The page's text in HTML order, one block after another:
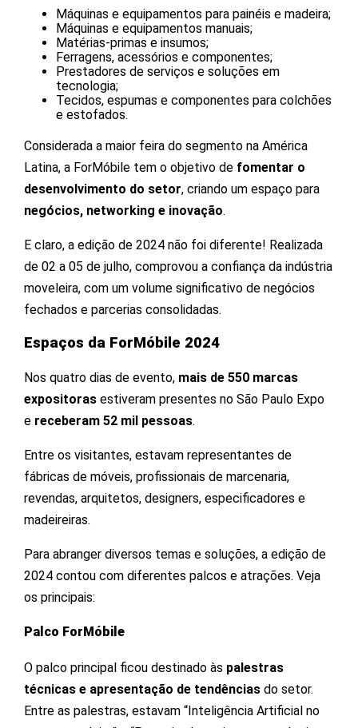
Máquinas e equipamentos para painéis e madeira;
Máquinas e equipamentos manuais;
Matérias-primas e insumos;
Ferragens, acessórios e componentes;
Prestadores de serviços e soluções em
tecnologia;
Tecidos, espumas e componentes para colchões
e estofados.
Considerada a maior feira do segmento na América
Latina, a ForMóbile tem o objetivo de fomentar o
desenvolvimento do setor, criando um espaço para
negócios, networking e inovação.
E claro, a edição de 2024 não foi diferente! Realizada
de 02 a 05 de julho, comprovou a confiança da indústria
moveleira, com um volume significativo de negócios
fechados e parcerias consolidadas.
Espaços da ForMóbile 2024
Nos quatro dias de evento, mais de 550 marcas
expositoras estiveram presentes no São Paulo Expo
e receberam 52 mil pessoas.
Entre os visitantes, estavam representantes de
fábricas de móveis, profissionais de marcenaria,
revendas, arquitetos, designers, especificadores e
madeireiras.
Para abranger diversos temas e soluções, a edição de
2024 contou com diferentes palcos e atrações. Veja
os principais:
Palco ForMóbile
O palco principal ficou destinado às palestras
técnicas e apresentação de tendências do setor.
Entre as palestras, estavam “Inteligência Artificial no